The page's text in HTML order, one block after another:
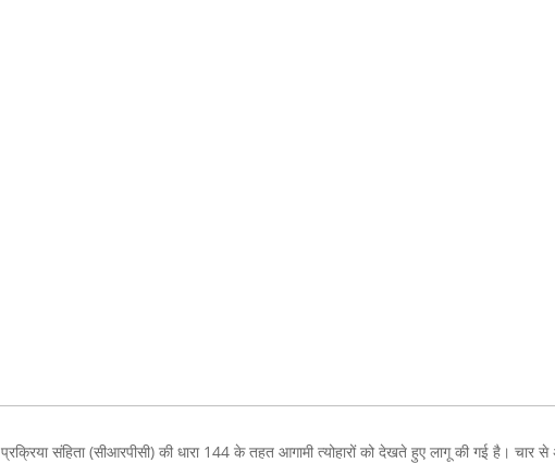
संहिता (सीआरपीसी) की धारा 144 के तहत आगामी त्योहारों को देखते हुए लागू की गई है। चार